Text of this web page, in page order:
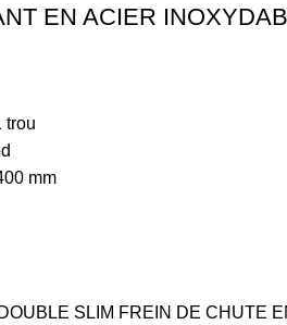
EN ACIER
trou
mm